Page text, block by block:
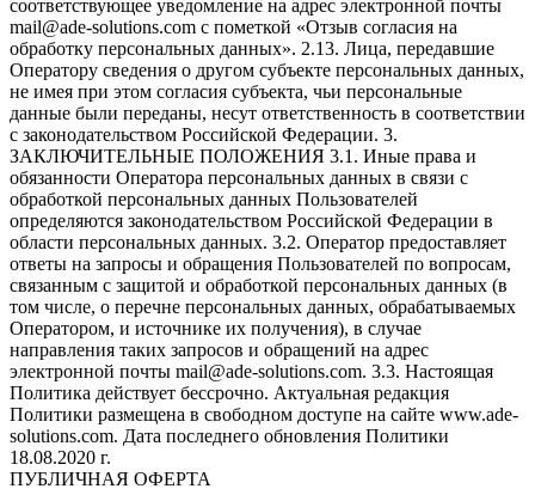
соответствующее уведомление на адрес электронной почты
mail@ade-solutions.com с пометкой «Отзыв согласия на
обработку персональных данных». 2.13. Лица, передавшие
Оператору сведения о другом субъекте персональных данных,
не имея при этом согласия субъекта, чьи персональные
данные были переданы, несут ответственность в соответствии
с законодательством Российской Федерации. 3.
ЗАКЛЮЧИТЕЛЬНЫЕ ПОЛОЖЕНИЯ 3.1. Иные права и
обязанности Оператора персональных данных в связи с
обработкой персональных данных Пользователей
определяются законодательством Российской Федерации в
области персональных данных. 3.2. Оператор предоставляет
ответы на запросы и обращения Пользователей по вопросам,
связанным с защитой и обработкой персональных данных (в
том числе, о перечне персональных данных, обрабатываемых
Оператором, и источнике их получения), в случае
направления таких запросов и обращений на адрес
электронной почты mail@ade-solutions.com. 3.3. Настоящая
Политика действует бессрочно. Актуальная редакция
Политики размещена в свободном доступе на сайте www.ade-
solutions.com. Дата последнего обновления Политики
18.08.2020 г.
ПУБЛИЧНАЯ ОФЕРТА